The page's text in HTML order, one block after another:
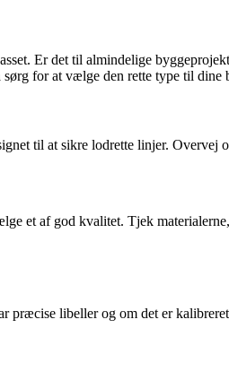
Er det til almindelige
for at vælge den rette type til dine
til at sikre lodrette linjer.
et af god kvalitet. Tjek
præcise libeller og om det er